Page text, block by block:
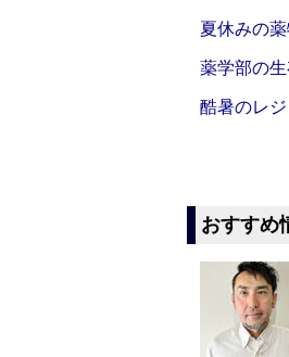
夏休みの
薬学部の
酷暑のレ
おすすめ